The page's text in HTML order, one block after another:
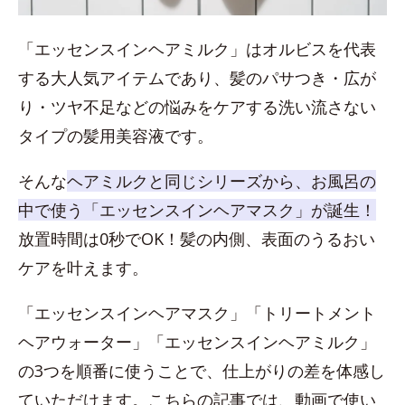
「エッセンスインヘアミルク」はオルビスを代表
する大人気アイテムであり、髪のパサつき・広が
り・ツヤ不足などの悩みをケアする洗い流さない
タイプの髪用美容液です。
そんなヘアミルクと同じシリーズから、お風呂の
中で使う「エッセンスインヘアマスク」が誕生！
放置時間は0秒でOK！髪の内側、表面のうるおい
ケアを叶えます。
「エッセンスインヘアマスク」「トリートメント
ヘアウォーター」「エッセンスインヘアミルク」
の3つを順番に使うことで、仕上がりの差を体感し
ていただけます。こちらの記事では、動画で使い